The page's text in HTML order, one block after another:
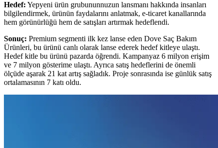
Hedef: Yepyeni ürün grubununnuzun lansmanı hakkında insanları
bilgilendirmek, ürünün faydalarını anlatmak, e-ticaret kanallarında
hem görünürlüğü hem de satışları artırmak hedeflendi.
Sonuç: Premium segmenti ilk kez lanse eden Dove Saç Bakım
Ürünleri, bu ürünü canlı olarak lanse ederek hedef kitleye ulaştı.
Hedef kitle bu ürünü pazarda öğrendi. Kampanyaz 6 milyon erişim
ve 7 milyon gösterime ulaştı. Ayrıca satış hedeflerini de önemli
ölçüde aşarak 21 kat artış sağladık. Proje sonrasında ise günlük satış
ortalamasının 7 katı oldu.